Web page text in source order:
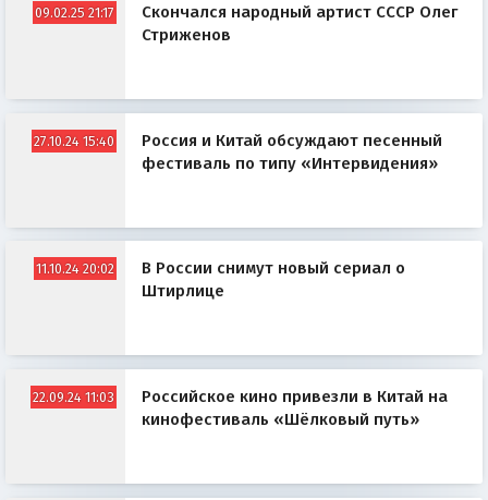
09.02.25 21:17
Скончался народный артист СССР Олег
Стриженов
27.10.24 15:40
Россия и Китай обсуждают песенный
фестиваль по типу «Интервидения»
11.10.24 20:02
В России снимут новый сериал о
Штирлице
22.09.24 11:03
Российское кино привезли в Китай на
кинофестиваль «Шёлковый путь»